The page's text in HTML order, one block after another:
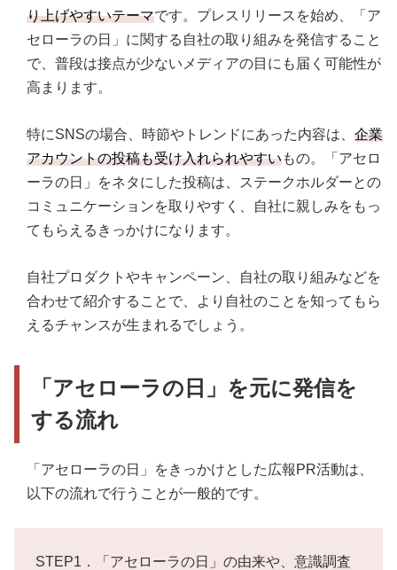
り上げやすいテーマです。プレスリリースを始め、「ア
セローラの日」に関する自社の取り組みを発信すること
で、普段は接点が少ないメディアの目にも届く可能性が
高まります。
特にSNSの場合、時節やトレンドにあった内容は、 企業
アカウントの投稿も受け入れられやすいもの。「アセロ
ーラの日」をネタにした投稿は、ステークホルダーとの
コミュニケーションを取りやすく、自社に親しみをもっ
てもらえるきっかけになります。
自社プロダクトやキャンペーン、自社の取り組みなどを
合わせて紹介することで、より自社のことを知ってもら
えるチャンスが生まれるでしょう。
「アセローラの日」を元に発信を
する流れ
「アセローラの日」をきっかけとした広報PR活動は、
以下の流れで行うことが一般的です。
STEP1．「アセローラの日」の由来や、意識調査